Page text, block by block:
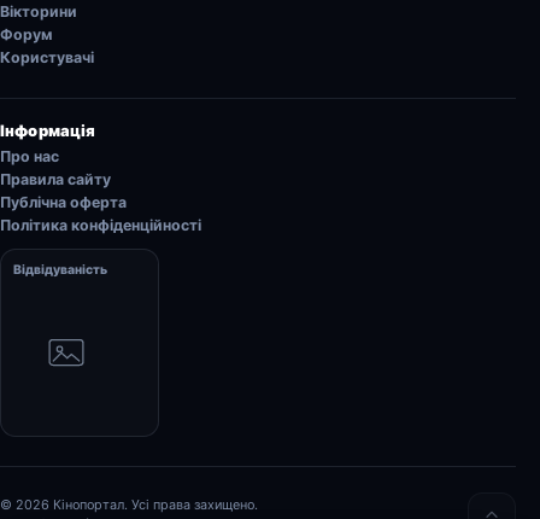
Вікторини
Форум
Користувачі
Інформація
Про нас
Правила сайту
Публічна оферта
Політика конфіденційності
Відвідуваність
© 2026 Кінопортал. Усі права захищено.